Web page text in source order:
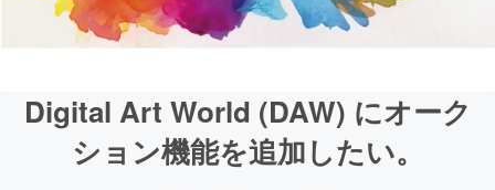
Digital Art World (DAW) にオーク
ション機能を追加したい。